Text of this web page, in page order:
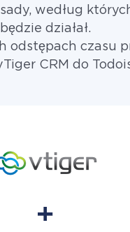
według
będzie działał.
odstępach czasu
CRM do